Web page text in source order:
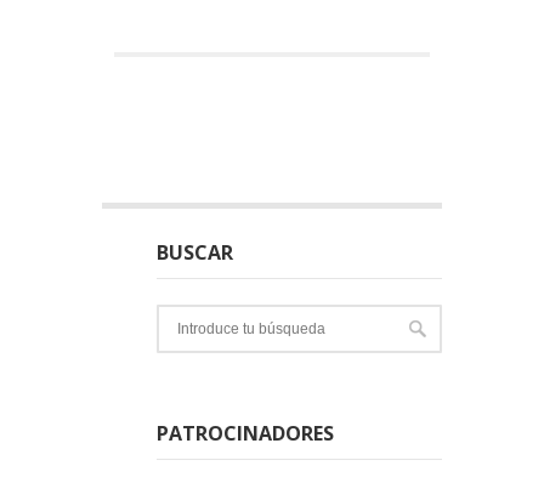
BUSCAR
PATROCINADORES